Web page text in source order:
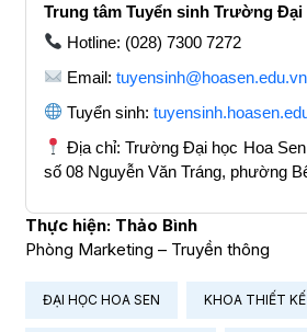
Trung tâm Tuyển sinh Trường Đại
Hotline: (028) 7300 7272
Email: tuyensinh@hoasen.edu.vn
Tuyển sinh:
Địa chỉ: Trường Đại học Hoa
số 08 Nguyễn Văn Tráng, phường
Thực hiện: Thảo Bình
Phòng Marketing – Truyền thông
ĐẠI HỌC HOA SEN KHOA THIẾT